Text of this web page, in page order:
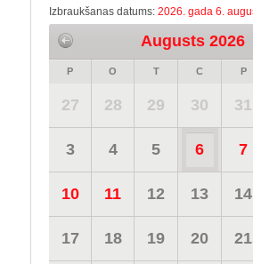
Izbraukšanas datums: 2026. gada 6.
Augusts 2026
P O T C P
27 28 29 30 31
3 4 5 6 7
10 11 12 13 14
17 18 19 20 21